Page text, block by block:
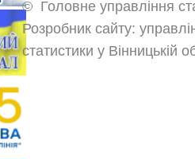
© Головне управління
Розробник сайту:
статистики у Вінницькій